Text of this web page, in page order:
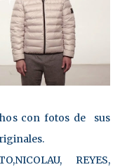
con fotos de sus
REYES,